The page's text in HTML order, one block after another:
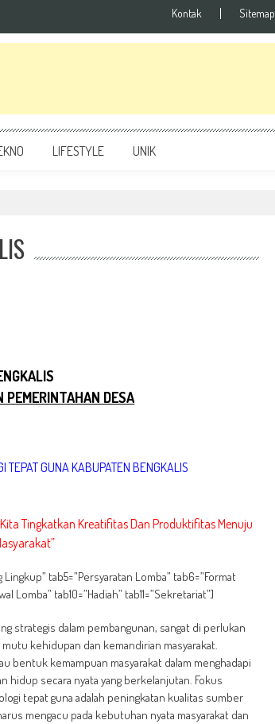
Kontak Sitemap
LIFESTYLE UNIK
PEMERINTAHAN DESA
TEPAT GUNAKABUPATEN BENGKALIS
Tingkatkan Kreatifitas Dan Produktifitas Menuju
Lingkup” tab5=”Persyaratan Lomba” tab6=”Format
Lomba” tab10=”Hadiah” tab11=”Sekretariat”]
strategis dalam pembangunan, sangat di perlukan
kehidupan dan kemandirian masyarakat.
bentuk kemampuan masyarakat dalam menghadapi
hidup secara nyata yang berkelanjutan. Fokus
tepat guna adalah peningkatan kualitas sumber
mengacu pada kebutuhan nyata masyarakat dan